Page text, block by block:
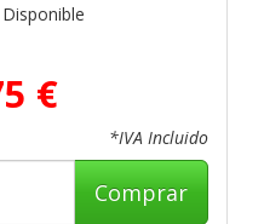
Disponible
€
*IVA Incluido
Comprar